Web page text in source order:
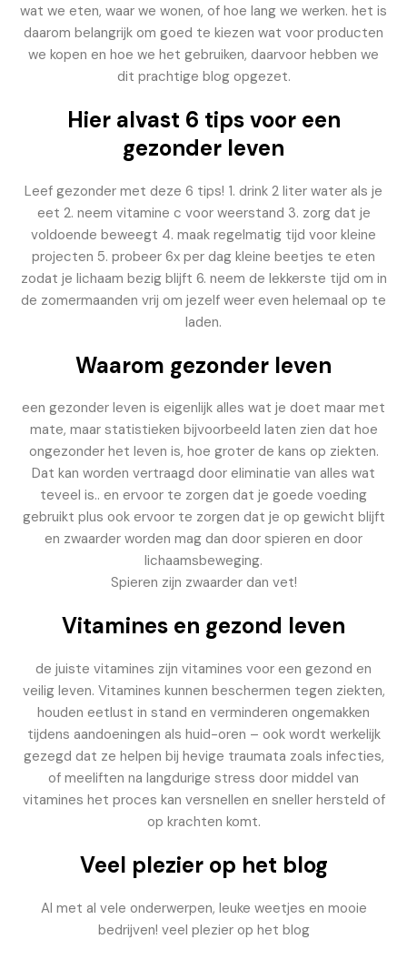
wat we eten, waar we wonen, of hoe lang we werken. het is
daarom belangrijk om goed te kiezen wat voor producten
we kopen en hoe we het gebruiken, daarvoor hebben we
dit prachtige blog opgezet.
Hier alvast 6 tips voor een
gezonder leven
Leef gezonder met deze 6 tips! 1. drink 2 liter water als je
eet 2. neem vitamine c voor weerstand 3. zorg dat je
voldoende beweegt 4. maak regelmatig tijd voor kleine
projecten 5. probeer 6x per dag kleine beetjes te eten
zodat je lichaam bezig blijft 6. neem de lekkerste tijd om in
de zomermaanden vrij om jezelf weer even helemaal op te
laden.
Waarom gezonder leven
een gezonder leven is eigenlijk alles wat je doet maar met
mate, maar statistieken bijvoorbeeld laten zien dat hoe
ongezonder het leven is, hoe groter de kans op ziekten.
Dat kan worden vertraagd door eliminatie van alles wat
teveel is.. en ervoor te zorgen dat je goede voeding
gebruikt plus ook ervoor te zorgen dat je op gewicht blijft
en zwaarder worden mag dan door spieren en door
lichaamsbeweging.
Spieren zijn zwaarder dan vet!
Vitamines en gezond leven
de juiste vitamines zijn vitamines voor een gezond en
veilig leven. Vitamines kunnen beschermen tegen ziekten,
houden eetlust in stand en verminderen ongemakken
tijdens aandoeningen als huid-oren – ook wordt werkelijk
gezegd dat ze helpen bij hevige traumata zoals infecties,
of meeliften na langdurige stress door middel van
vitamines het proces kan versnellen en sneller hersteld of
op krachten komt.
Veel plezier op het blog
Al met al vele onderwerpen, leuke weetjes en mooie
bedrijven! veel plezier op het blog